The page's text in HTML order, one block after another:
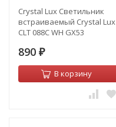
Crystal Lux Светильник
встраиваемый Crystal Lux
CLT 088C WH GX53
890 ₽
В корзину